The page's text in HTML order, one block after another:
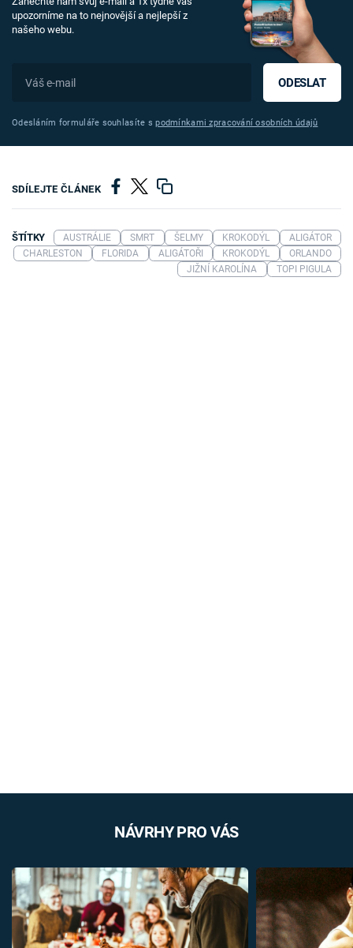
upozorníme na to nejnovější a nejlepší z
našeho webu.
ODESLAT
Odesláním formuláře souhlasíte spodmínkami zpracování osobních údajů
SDÍLEJTE ČLÁNEK
ŠTÍTKY AUSTRÁLIE SMRT ŠELMY KROKODÝL
ALIGÁTOR
CHARLESTON
FLORIDA ALIGÁTOŘI KROKODÝL
ORLANDO
JIŽNÍ KAROLÍNA
TOPI PIGULA
NÁVRHY PRO VÁS